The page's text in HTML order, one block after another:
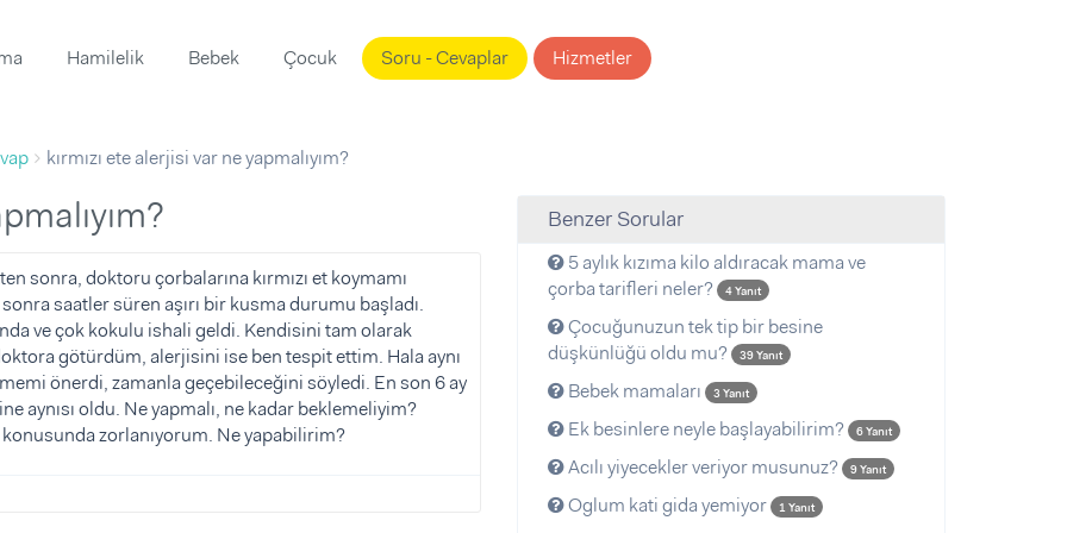
Hamilelik Bebek Çocuk Soru - Cevaplar Hizmetler
kırmızı ete alerjisi var ne yapmalıyım?
sonra, doktoru çorbalarına kırmızı et koymamı
saatler süren aşırı bir kusma durumu başladı.
ve çok kokulu ishali geldi. Kendisini tam olarak
götürdüm, alerjisini ise ben tespit ettim. Hala aynı
önerdi, zamanla geçebileceğini söyledi. En son 6 ay
aynısı oldu. Ne yapmalı, ne kadar beklemeliyim?
konusunda zorlanıyorum. Ne yapabilirim?
Benzer Sorular
5 aylık kızıma kilo aldıracak mama ve
çorba tarifleri neler?
4 Yanıt
Çocuğunuzun tek tip bir besine
düşkünlüğü oldu mu?
39 Yanıt
Bebek mamaları 3 Yanıt
Ek besinlere neyle başlayabilirim? 6 Yanıt
Acılı yiyecekler veriyor musunuz? 9 Yanıt
Oglum kati gida yemiyor 1 Yanıt